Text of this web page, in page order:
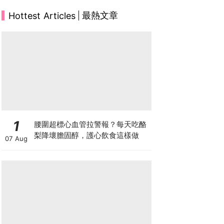
Hottest Articles 最熱文章
1
07 Aug
腰圍超標心血管拉警報？每天吃酪
梨降壞膽固醇，護心飲食這樣做